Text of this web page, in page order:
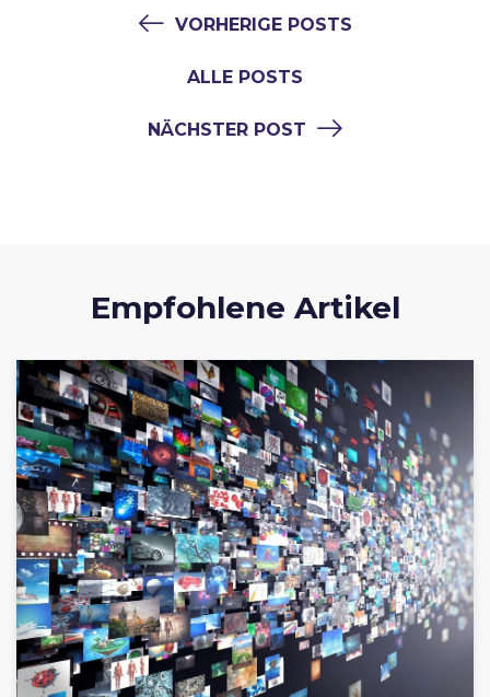
VORHERIGE POSTS
ALLE POSTS
NÄCHSTER POST
Empfohlene Artikel